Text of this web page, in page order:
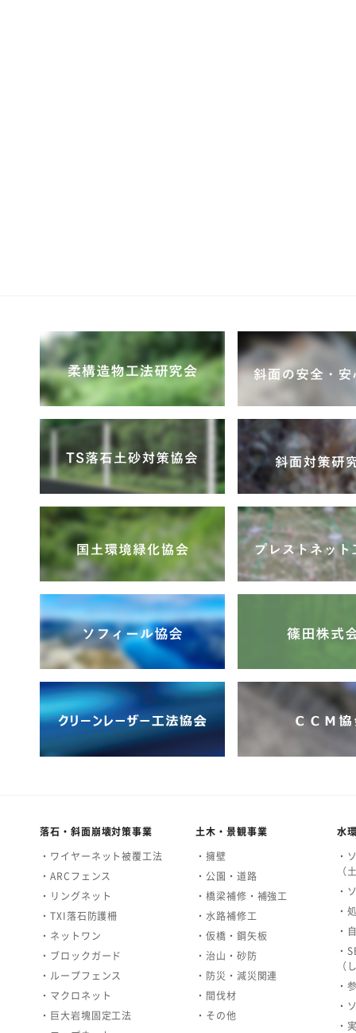
落石・斜面崩壊対策事業
・ワイヤーネット被覆工法
・ARCフェンス
・リングネット
・TXI落石防護柵
・ネットワン
・ブロックガード
・ループフェンス
・マクロネット
・巨大岩塊固定工法
土木・景観事業
・擁壁
・公園・道路
・橋梁補修・補強工
・水路補修工
・仮橋・鋼矢板
・治山・砂防
・防災・減災関連
・間伐材
・その他
水
・
（
・
・
・
・
（
・
・
・